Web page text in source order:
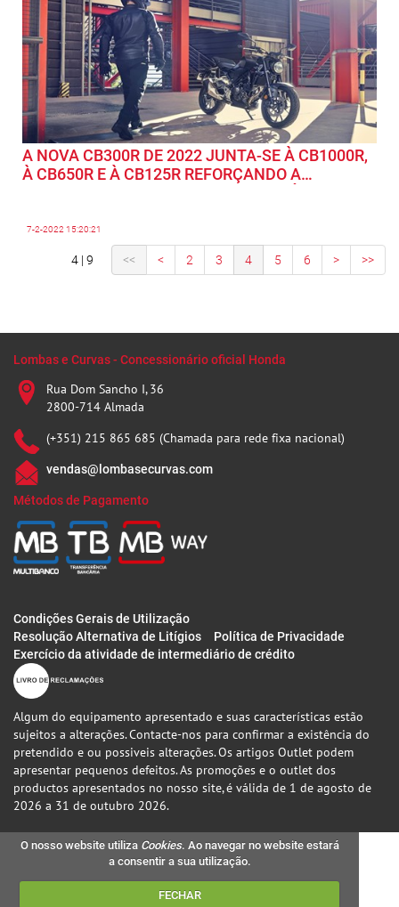
A NOVA CB300R DE 2022 JUNTA-SE À CB1000R,
À CB650R E À CB125R REFORÇANDO A
7-2-2022 15:20:21
4 | 9 << < 2 3 4 5 6 > >>
Lombas e Curvas - Concessionário oficial Honda
Rua Dom Sancho I, 36
2800-714 Almada
(+351) 215 865 685 (Chamada para rede fixa nacional)
vendas@lombasecurvas.com
Métodos de Pagamento
Condições Gerais de Utilização
Resolução Alternativa de Litígios
Política de Privacidade
Exercício da atividade de intermediário de crédito
Algum do equipamento apresentado e suas características estão
sujeitos a alterações. Contacte-nos para confirmar a existência do
pretendido e ou possiveis alterações. Os artigos Outlet podem
apresentar pequenos defeitos. As promoções e o outlet dos
productos apresentados no nosso site, é válida de 1 de agosto de
2026 a 31 de outubro 2026.
O nosso website utiliza Cookies. Ao navegar no website estará
a consentir a sua utilização.
FECHAR